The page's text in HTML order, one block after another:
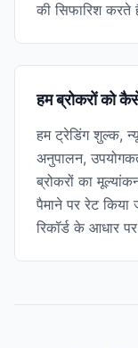
की सिफारिश करते
हम ब्रोकरों को
हम ट्रेडिंग शुल्क,
अनुपालन,
ब्रोकरों का
पैमाने पर रेट
रिकॉर्ड के आधार